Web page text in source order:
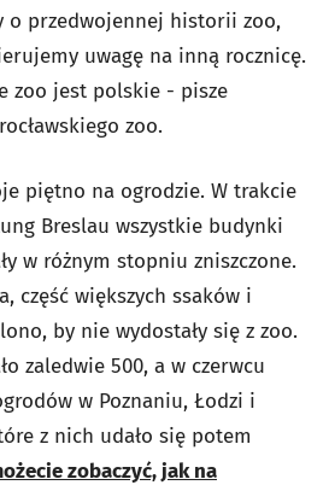
o przedwojennej historii zoo,
uwagę na inną rocznicę.
zoo jest polskie - pisze
zoo.
piętno na ogrodzie. W trakcie
Breslau wszystkie budynki
w różnym stopniu zniszczone.
część większych ssaków i
by nie wydostały się z zoo.
zaledwie 500, a w czerwcu
w Poznaniu, Łodzi i
z nich udało się potem
zobaczyć, jak na